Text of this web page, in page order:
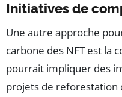
Initiatives de
Une autre approche
carbone des NFT est la
pourrait impliquer des
projets de reforestation